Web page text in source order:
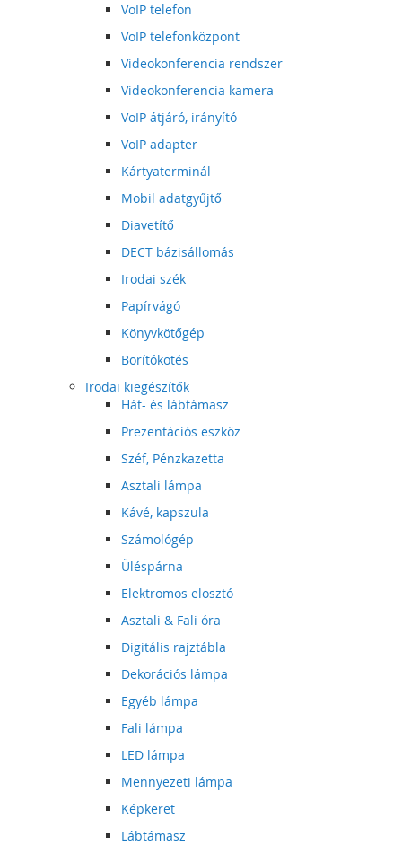
VoIP telefon
VoIP telefonközpont
Videokonferencia rendszer
Videokonferencia kamera
VoIP átjáró, irányító
VoIP adapter
Kártyaterminál
Mobil adatgyűjtő
Diavetítő
DECT bázisállomás
Irodai szék
Papírvágó
Könyvkötőgép
Borítókötés
Irodai kiegészítők
Hát- és lábtámasz
Prezentációs eszköz
Széf, Pénzkazetta
Asztali lámpa
Kávé, kapszula
Számológép
Üléspárna
Elektromos elosztó
Asztali & Fali óra
Digitális rajztábla
Dekorációs lámpa
Egyéb lámpa
Fali lámpa
LED lámpa
Mennyezeti lámpa
Képkeret
Lábtámasz